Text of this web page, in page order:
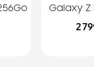
Galaxy Z
2